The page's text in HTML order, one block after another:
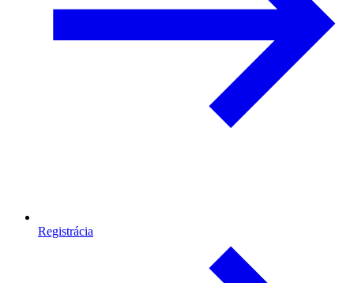
Registrácia